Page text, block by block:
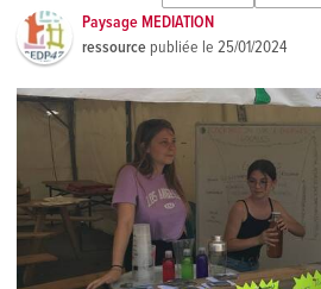
Paysage MEDIATION
ressource publiée le25/01/2024